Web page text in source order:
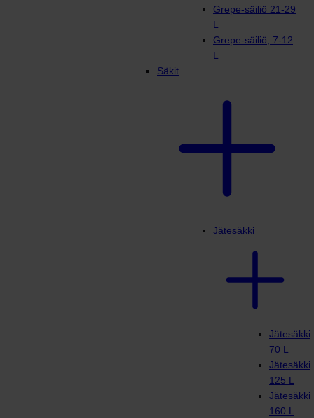
Grepe-säiliö 21-29
L
Grepe-säiliö, 7-12
L
Säkit
Jätesäkki
Jätesäkki
70 L
Jätesäkki
125 L
Jätesäkki
160 L